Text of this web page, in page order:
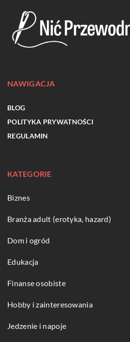
NAWIGACJA
BLOG
POLITYKA PRYWATNOŚCI
REGULAMIN
KATEGORIE
Biznes
Branża adult (erotyka, hazard)
Dom i ogród
Edukacja
Finanse osobiste
Hobby i zainteresowania
Jedzenie i napoje